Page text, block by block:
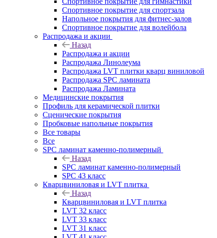
Спортивное покрытие для спортзала
Напольное покрытия для фитнес-залов
Спортивное покрытие для волейбола
Распродажа и акции
Назад
Распродажа и акции
Распродажа Линолеума
Распродажа LVT плитки кварц виниловой
Распродажа SPC ламината
Распродажа Ламината
Медицинские покрытия
Профиль для керамической плитки
Сценические покрытия
Пробковые напольные покрытия
Все товары
Все
SPC ламинат каменно-полимерный
Назад
SPC ламинат каменно-полимерный
SPC 43 класс
Кварцвиниловая и LVT плитка
Назад
Кварцвиниловая и LVT плитка
LVT 32 класс
LVT 33 класс
LVT 31 класс